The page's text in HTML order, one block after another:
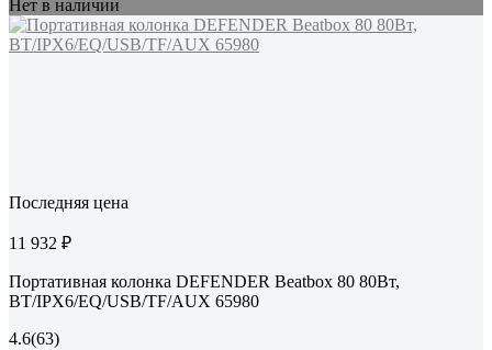
Нет в наличии
Последняя цена
11 932 ₽
Портативная колонка DEFENDER Beatbox 80 80Вт,
BT/IPX6/EQ/USB/TF/AUX 65980
4.6(63)